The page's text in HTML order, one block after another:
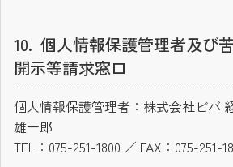
個人情報保護管理者及び
開示等請求窓口
個人情報保護管理者：株式会社ビバ
雄一郎
TEL：075-251-1800 ／ FAX：075-251-